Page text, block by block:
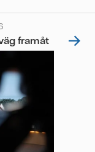
framåt